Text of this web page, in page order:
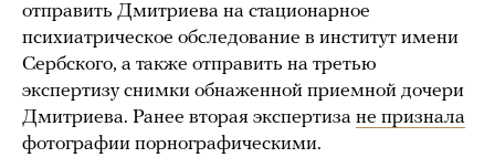
отправить Дмитриева на стационарное
психиатрическое обследование в институт имени
Сербского, а также отправить на третью
экспертизу снимки обнаженной приемной дочери
Дмитриева. Ранее вторая экспертиза не признала
фотографии порнографическими.